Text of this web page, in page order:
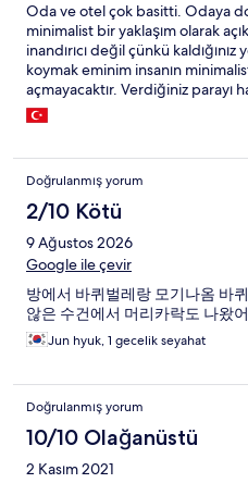
Oda ve otel çok basitti. Odaya
minimalist bir yaklaşım olarak
inandırıcı değil çünkü
koymak eminim insanın
açmayacaktır. Verdiğiniz parayı
otelde ne tip insanların kaldığı
saçma sapan sesler sizi rahatsız
Doğrulanmış yorum
2/10 Kötü
9 Ağustos 2026
Google ile çevir
방에서 바퀴벌레랑 모기나옴 바
않은 수건에서 머리카락도 나왔
Jun hyuk, 1 gecelik seyahat
Doğrulanmış yorum
10/10 Olağanüstü
2 Kasım 2021